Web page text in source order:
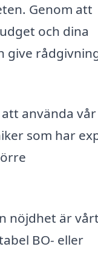
Genom att
och dina
give
använda vår
som har
nöjdhet är
BO- eller